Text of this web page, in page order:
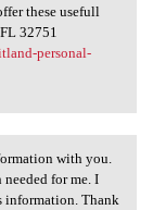
these usefull
32751
personal-
with you.
for me. I
information. Thank